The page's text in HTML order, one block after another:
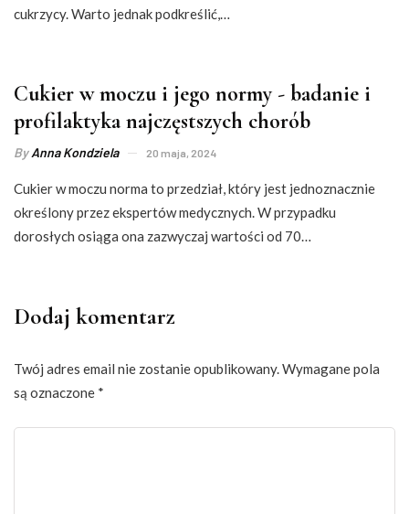
cukrzycy. Warto jednak podkreślić,…
Cukier w moczu i jego normy - badanie i
profilaktyka najczęstszych chorób
ByAnna Kondziela 20 maja, 2024
Cukier w moczu norma to przedział, który jest jednoznacznie
określony przez ekspertów medycznych. W przypadku
dorosłych osiąga ona zazwyczaj wartości od 70…
Dodaj komentarz
Twój adres email nie zostanie opublikowany.Wymagane pola
są oznaczone *